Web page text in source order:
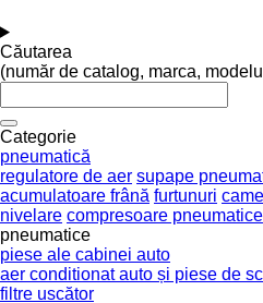
Căutarea
(număr de catalog, marca,
Categorie
pneumatică
regulatore de aer supape
acumulatoare frână furtunuri
nivelare compresoare pneumatice
pneumatice
piese ale cabinei auto
aer conditionat auto și piese de
filtre uscător